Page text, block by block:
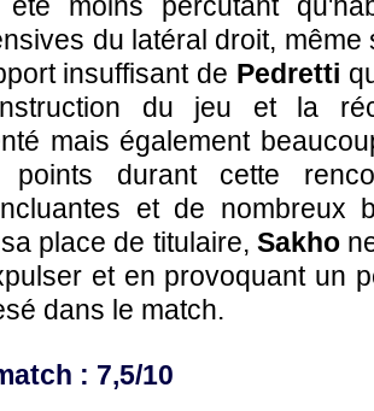
du latéral droit, même
insuffisant de Pedretti
du jeu et la
mais également
points durant cette
et de nombreux
place de titulaire, Sakho
et en provoquant un
dans le match.
: 7,5/10